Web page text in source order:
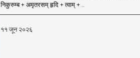
निकुरुम्ब + अमृतरसम् हृदि + त्वाम् + ..
११ जून २०२६